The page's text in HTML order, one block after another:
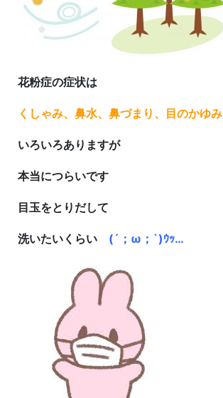
花粉症の症状は
くしゃみ、鼻水、鼻づまり、目のかゆみ
いろいろありますが
本当につらいです
目玉をとりだして
洗いたいくらい (´；ω；`)ｳｯ…